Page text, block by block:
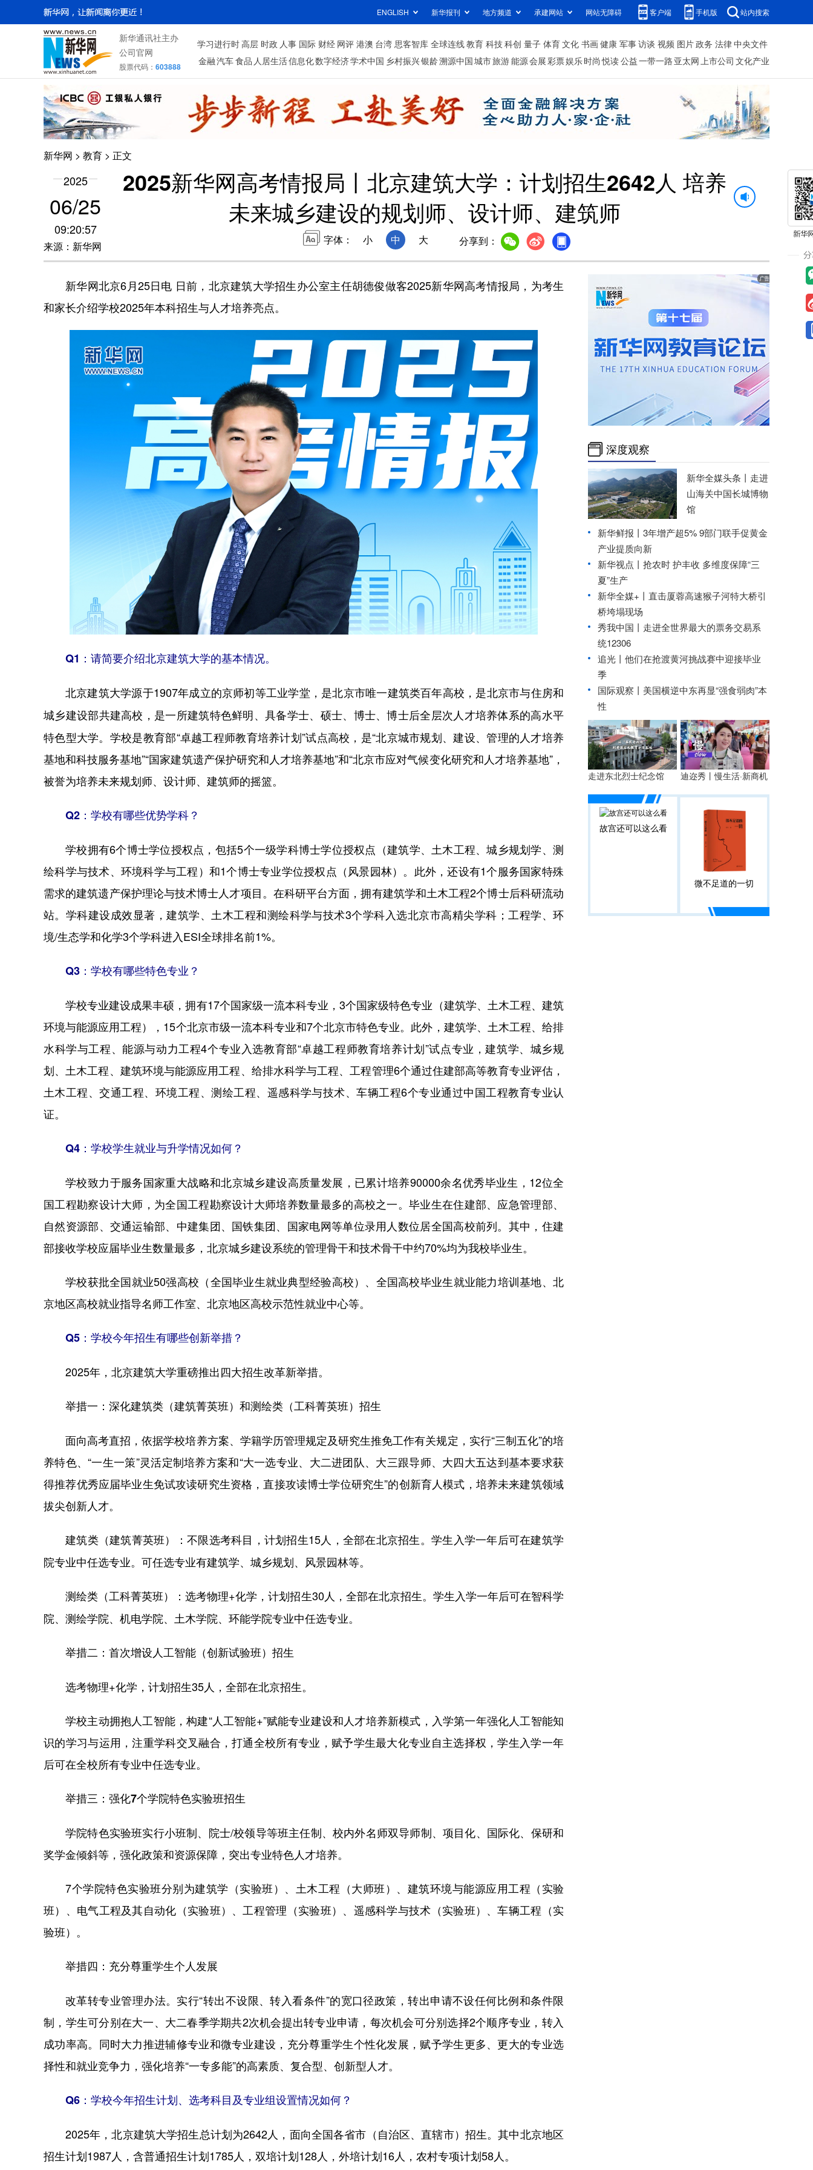
ENGLISH 新华报刊 地方频道 承建网站 网站无障碍 客户端 手机版 站内搜索
新华通讯社主办
公司官网
股票代码： 603888
学习进行时高层 时政 人事 国际 财经 网评 港澳 台湾 思客智库 全球连线教育 科技科创 量子 体育文化 书画健康 军事访谈 视频 图片政务 法律中央文件
金融汽车食品 人居生活信息化数字经济学术中国 乡村振兴银龄溯源中国城市旅游能源会展彩票娱乐时尚 悦读公益一带一路 亚太网上市公司 文化产业
新华网 > 教育 > 正文
2025
06/25
09:20:57
来源：新华网
2025新华网高考情报局丨北京建筑大学：计划招生2642人 培养
未来城乡建设的规划师、设计师、建筑师
字体： 小 中 大 分享到：
新华网北京6月25日电 日前，北京建筑大学招生办公室主任胡德俊做客2025新华网高考情报局，为考生
和家长介绍学校2025年本科招生与人才培养亮点。
Q1：请简要介绍北京建筑大学的基本情况。
北京建筑大学源于1907年成立的京师初等工业学堂，是北京市唯一建筑类百年高校 ，是北京市与住房和
城乡建设部共建高校，是一所建筑特色鲜明、具备学士、硕士、博士、博士后全层次人才培养体系的高水平
特色型大学。学校是教育部“卓越工程师教育培养计划”试点高校，是“北京城市规划、建设、管理的人才培养
基地和科技服务基地”“国家建筑遗产保护研究和人才培养基地”和“北京市应对气候变化研究和人才培养基地”，
被誉为培养未来规划师、设计师、建筑师的摇篮。
Q2：学校有哪些优势学科？
学校拥有6个博士学位授权点，包括5个一级学科博士学位授权点（建筑学、土木工程、城乡规划学、测
绘科学与技术、环境科学与工程）和1个博士专业学位授权点（风景园林）。此外，还设有1个服务国家特殊
需求的建筑遗产保护理论与技术博士人才项目。在科研平台方面，拥有建筑学和土木工程2个博士后科研流动
站。学科建设成效显著，建筑学、土木工程和测绘科学与技术3个学科入选北京市高精尖学科；工程学、环
境/生态学和化学3个学科进入ESI全球排名前1%。
Q3：学校有哪些特色专业？
学校专业建设成果丰硕，拥有17个国家级一流本科专业，3个国家级特色专业（建筑学、土木工程、建筑
环境与能源应用工程），15个北京市级一流本科专业和7个北京市特色专业。此外，建筑学、土木工程、给排
水科学与工程、能源与动力工程4个专业入选教育部“卓越工程师教育培养计划”试点专业，建筑学、城乡规
划、土木工程、建筑环境与能源应用工程、给排水科学与工程、工程管理6个通过住建部高等教育专业评估，
土木工程、交通工程、环境工程、测绘工程、遥感科学与技术、车辆工程6个专业通过中国工程教育专业认
证。
Q4：学校学生就业与升学情况如何？
学校致力于服务国家重大战略和北京城乡建设高质量发展，已累计培养90000余名优秀毕业生，12位全
国工程勘察设计大师，为全国工程勘察设计大师培养数量最多的高校之一。毕业生在住建部、应急管理部、
自然资源部、交通运输部、中建集团、国铁集团、国家电网等单位录用人数位居全国高校前列。其中，住建
部接收学校应届毕业生数量最多，北京城乡建设系统的管理骨干和技术骨干中约70%均为我校毕业生。
学校获批全国就业50强高校（全国毕业生就业典型经验高校）、全国高校毕业生就业能力培训基地、北
京地区高校就业指导名师工作室、北京地区高校示范性就业中心等。
Q5：学校今年招生有哪些创新举措？
2025年，北京建筑大学重磅推出四大招生改革新举措。
举措一：深化建筑类（建筑菁英班）和测绘类（工科菁英班）招生
面向高考直招，依据学校培养方案、学籍学历管理规定及研究生推免工作有关规定，实行“三制五化”的培
养特色、“一生一策”灵活定制培养方案和“大一选专业、大二进团队、大三跟导师、大四大五达到基本要求获
得推荐优秀应届毕业生免试攻读研究生资格，直接攻读博士学位研究生”的创新育人模式，培养未来建筑领域
拔尖创新人才。
建筑类（建筑菁英班）
：不限选考科目，计划招生15人，全部在北京招生。学生入学一年后可在建筑学
院专业中任选专业。可任选专业有建筑学、城乡规划、风景园林等。
测绘类（工科菁英班）
：选考物理+化学，计划招生30人，全部在北京招生。学生入学一年后可在智科学
院、测绘学院、机电学院、土木学院、环能学院专业中任选专业。
举措二：首次增设人工智能（创新试验班）招生
选考物理+化学，计划招生35人，全部在北京招生。
学校主动拥抱人工智能，构建“人工智能+”赋能专业建设和人才培养新模式，入学第一年强化人工智能知
识的学习与运用，注重学科交叉融合，打通全校所有专业，赋予学生最大化专业自主选择权，学生入学一年
后可在全校所有专业中任选专业。
举措三：强化7个学院特色实验班招生
学院特色实验班实行小班制、院士/校领导等班主任制、校内外名师双导师制、项目化、国际化、保研和
奖学金倾斜等，强化政策和资源保障，突出专业特色人才培养。
7个学院特色实验班分别为建筑学（实验班）、土木工程（大师班）、建筑环境与能源应用工程（实验
班）、电气工程及其自动化（实验班）、工程管理（实验班）、遥感科学与技术（实验班）、车辆工程（实
验班）。
举措四：充分尊重学生个人发展
改革转专业管理办法。实行“转出不设限、转入看条件”的宽口径政策，转出申请不设任何比例和条件限
制，学生可分别在大一、大二春季学期共2次机会提出转专业申请，每次机会可分别选择2个顺序专业，转入
成功率高。同时大力推进辅修专业和微专业建设，充分尊重学生个性化发展，赋予学生更多、更大的专业选
择性和就业竞争力，强化培养“一专多能”的高素质、复合型、创新型人才。
Q6：学校今年招生计划、选考科目及专业组设置情况如何？
2025年，北京建筑大学招生总计划为2642人，面向全国各省市（自治区、直辖市）招生。其中北京地区
招生计划1987人，含普通招生计划1785人，双培计划128人，外培计划16人，农村专项计划58人。
深度观察
新华全媒头条丨 走进
山海关中国长城博物
馆
新华鲜报丨3年增产超5% 9部门联手促黄金
产业提质向新
新华视点丨 抢农时 护丰收 多维度保障“三
夏”生产
新华全媒+丨 直击厦蓉高速猴子河特大桥引
桥垮塌现场
秀我中国丨 走进全世界最大的票务交易系
统12306
追光丨 他们在抢渡黄河挑战赛中迎接毕业
季
国际观察丨 美国横逆中东再显“强食弱肉”本
性
走进东北烈士纪念馆 迪迩秀丨慢生活·新商机
故宫还可以这么看
微不足道的一切